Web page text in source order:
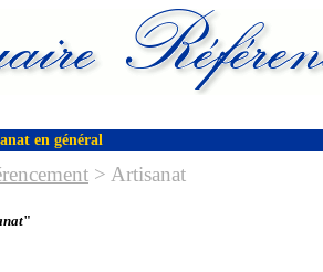
en général
> Artisanat
"